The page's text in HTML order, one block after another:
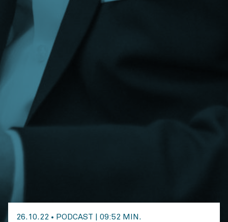
26.10.22 • PODCAST 09:52 MIN.